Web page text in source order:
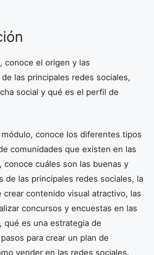
conoce el origen y las
las principales redes sociales,
social y qué es el perfil de
conoce los diferentes tipos
comunidades que existen en las
conoce cuáles son las buenas y
de las principales redes sociales, la
crear contenido visual atractivo, las
concursos y encuestas en las
qué es una estrategia de
para crear un plan de
vender en las redes sociales.